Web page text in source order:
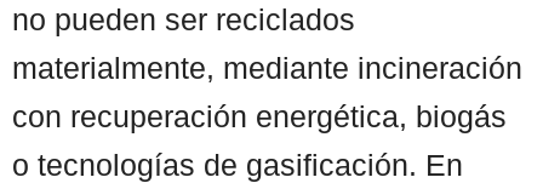
no pueden ser reciclados
materialmente, mediante incineración
con recuperación energética, biogás
o tecnologías de gasificación. En